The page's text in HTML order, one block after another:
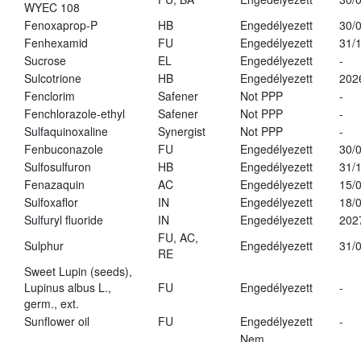
WYEC 108
Fenoxaprop-P
HB Engedélyezett
30/
Fenhexamid
FU Engedélyezett
31/
Sucrose
EL Engedélyezett
-
Sulcotrione
HB Engedélyezett
Fenclorim
Safener Not PPP
-
Fenchlorazole-ethyl
Safener Not PPP
-
Sulfaquinoxaline
Synergist Not PPP
-
Fenbuconazole
FU Engedélyezett
30/
Sulfosulfuron
HB Engedélyezett
31/
Fenazaquin
AC Engedélyezett
15/
Sulfoxaflor
IN Engedélyezett
18/
Sulfuryl fluoride
IN Engedélyezett
Sulphur
FU, AC,
RE
Engedélyezett
31/
Sweet Lupin (seeds),
Lupinus albus L.,
germ., ext.
FU Engedélyezett -
Sunflower oil FU Engedélyezett
-